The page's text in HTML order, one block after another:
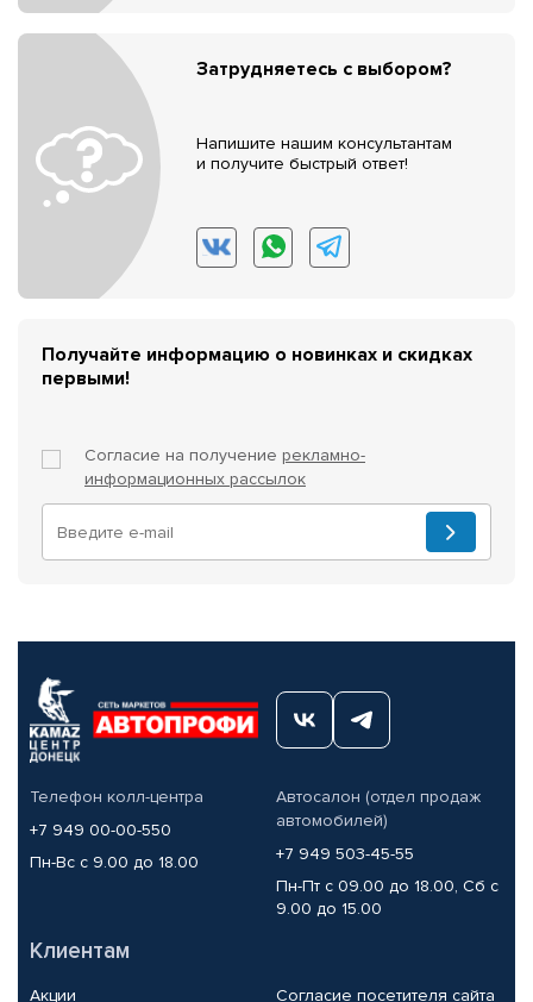
Затрудняетесь с выбором?
Напишите нашим консультантам
и получите быстрый ответ!
Получайте информацию о новинках и скидках
первыми!
Согласие на получение рекламно-
информационных рассылок
Телефон колл-центра
+7 949 00-00-550
Пн-Вс с 9.00 до 18.00
Автосалон (отдел продаж
автомобилей)
+7 949 503-45-55
Пн-Пт с 09.00 до 18.00, Сб с
9.00 до 15.00
Клиентам
Акции Согласие посетителя сайта